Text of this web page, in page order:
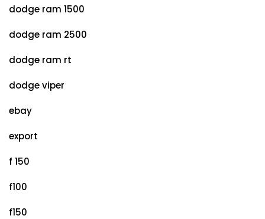
dodge ram 1500
dodge ram 2500
dodge ram rt
dodge viper
ebay
export
f 150
f100
f150